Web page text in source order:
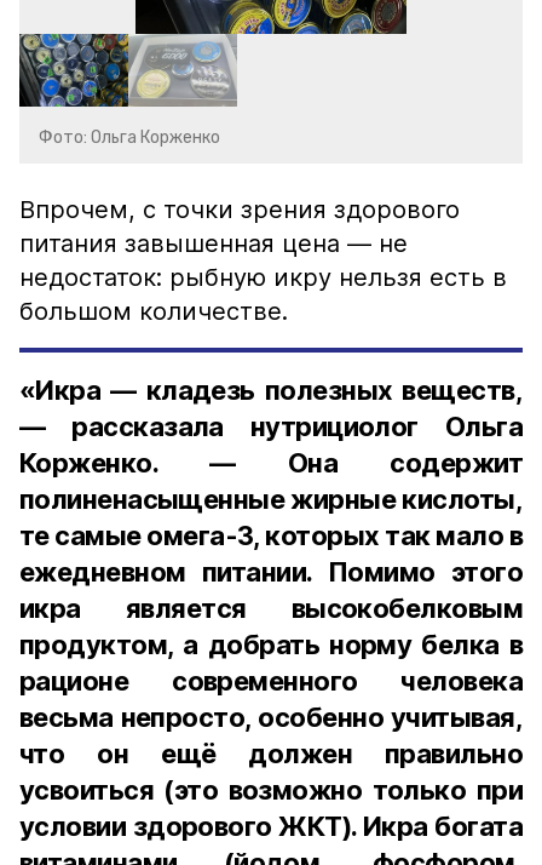
Фото: Ольга Корженко
Впрочем, с точки зрения здорового
питания завышенная цена — не
недостаток: рыбную икру нельзя есть в
большом количестве.
«Икра — кладезь полезных веществ,
— рассказала нутрициолог Ольга
Корженко. — Она содержит
полиненасыщенные жирные кислоты,
те самые омега-3, которых так мало в
ежедневном питании. Помимо этого
икра является высокобелковым
продуктом, а добрать норму белка в
рационе современного человека
весьма непросто, особенно учитывая,
что он ещё должен правильно
усвоиться (это возможно только при
условии здорового ЖКТ). Икра богата